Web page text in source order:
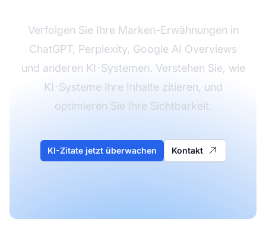
Verfolgen Sie Ihre Marken-Erwähnungen in
ChatGPT, Perplexity, Google AI Overviews
und anderen KI-Systemen. Verstehen Sie, wie
KI-Systeme Ihre Inhalte zitieren, und
optimieren Sie Ihre Sichtbarkeit.
KI-Zitate jetzt überwachen Kontakt